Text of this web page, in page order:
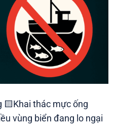
🟨Khai thác mực ống
vùng biển đang lo ngại